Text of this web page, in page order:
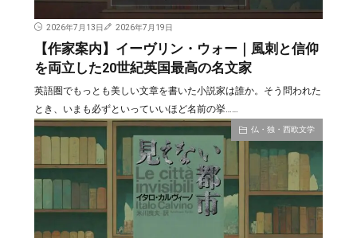
2026年7月13日 2026年7月19日
【作家案内】イーヴリン・ウォー｜風刺と信仰
を両立した20世紀英国最高の名文家
英語圏でもっとも美しい文章を書いた小説家は誰か。そう問われた
とき、いまも必ずといっていいほど名前の挙……
仏・独・西欧文学